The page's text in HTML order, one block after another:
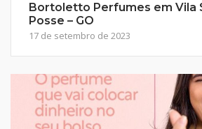
Bortoletto Perfumes em Vila
Posse – GO
17 de setembro de 2023